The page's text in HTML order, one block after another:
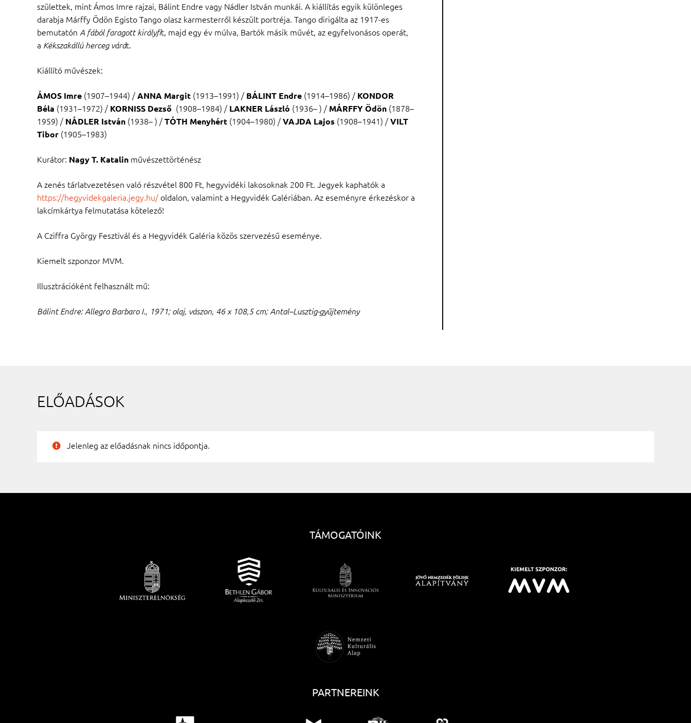
születtek, mint Ámos Imre rajzai, Bálint Endre vagy Nádler István munkái. A kiállítás egyik különleges
darabja Márffy Ödön Egisto Tango olasz karmesterről készült portréja. Tango dirigálta az 1917-es
bemutatón A fából faragott királyfit, majd egy év múlva, Bartók másik művét, az egyfelvonásos operát,
a Kékszakállú herceg várát.
Kiállító művészek:
ÁMOS Imre (1907–1944) /ANNA Margit (1913–1991) / BÁLINT Endre (1914–1986) / KONDOR
Béla (1931–1972) / KORNISS Dezső (1908–1984) / LAKNER László (1936– ) / MÁRFFY Ödön (1878–
1959) / NÁDLER István (1938– ) /TÓTH Menyhért (1904–1980) /VAJDA Lajos (1908–1941) /VILT
Tibor (1905–1983)
Kurátor: Nagy T. Katalin művészettörténész
A zenés tárlatvezetésen való részvétel 800 Ft, hegyvidéki lakosoknak 200 Ft. Jegyek kaphatók a
https://hegyvidekgaleria.jegy.hu/ oldalon, valamint a Hegyvidék Galériában. Az eseményre érkezéskor a
lakcímkártya felmutatása kötelező!
A Cziffra György Fesztivál és a Hegyvidék Galéria közös szervezésű eseménye.
Kiemelt szponzor MVM.
Illusztrációként felhasznált mű:
Bálint Endre: Allegro Barbaro I., 1971; olaj, vászon, 46 x 108,5 cm; Antal–Lusztig-gyűjtemény
ELŐADÁSOK
Jelenleg az előadásnak nincs időpontja.
TÁMOGATÓINK
PARTNEREINK